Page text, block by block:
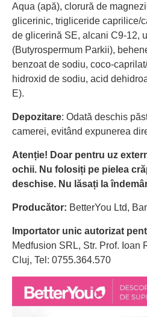
Aqua (apă), clorură de
glicerinic, trigliceride caprilice/
de glicerină SE, alcani C9-12,
(Butyrospermum Parkii),
benzoat de sodiu, coco-
hidroxid de sodiu, acid
E).
Depozitare: Odată deschis
camerei, evitând expunerea
Atenție! Doar pentru uz
ochii. Nu folosiți pe pielea
deschise. Nu lăsați la
Producător: BetterYou Ltd,
Importator unic autorizat
Medfusion SRL, Str. Prof. Ioan
Cluj, Tel: 0755.364.570